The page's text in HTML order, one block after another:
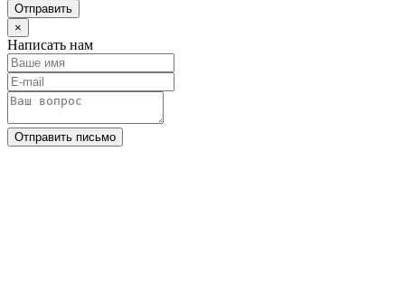
Отправить
×
Написать нам
Отправить письмо